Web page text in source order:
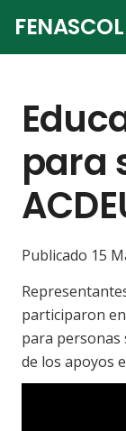
para
Publicado 15
participaron
para personas
de los apoyos